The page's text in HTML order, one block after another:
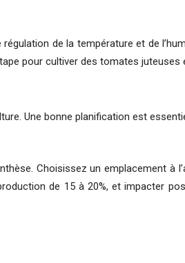
de la température et de
pour cultiver des tomates
Une bonne planification est
Choisissez un emplacement à
de 15 à 20%, et impacter